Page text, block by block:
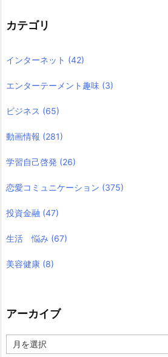
カテゴリ
インターネット (42)
エンターテーメント趣味 (3)
ビジネス (65)
動画情報 (281)
学習自己啓発 (26)
恋愛コミュニケーション (375)
投資金融 (47)
生活 悩み (67)
美容健康 (8)
アーカイブ
ー